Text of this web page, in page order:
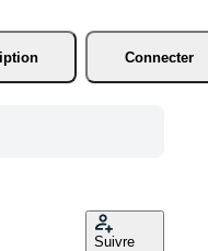
Connecter
Suivre